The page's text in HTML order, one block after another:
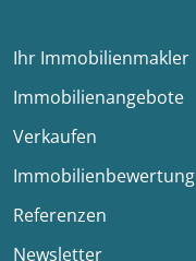
Ihr Immobilienmakler
Immobilienangebote
Verkaufen
Immobilienbewertung
Referenzen
Newsletter